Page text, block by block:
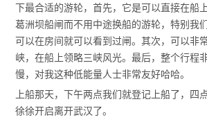
下最合适的游轮，首先，它是可以直接在船
葛洲坝船闸而不用中途换船的游轮，特别我
可以在房间就可以看到过闸。其次，可以非
峡，在船上领略三峡风光。最后，整个行程
慢，对我这种低能量人士非常友好哈哈。
上船那天，下午两点我们就登记上船了，四
徐徐开启离开武汉了。